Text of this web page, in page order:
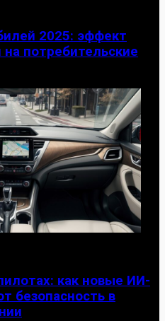
2025: эффект
потребительские
как новые ИИ-
безопасность в